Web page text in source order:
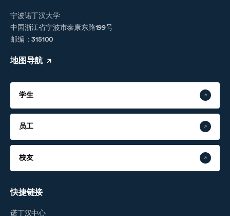
宁波诺丁汉大学
中国浙江省宁波市泰康东路199号
邮编：315100
地图导航
学生
员工
校友
快捷链接
诺丁汉中心